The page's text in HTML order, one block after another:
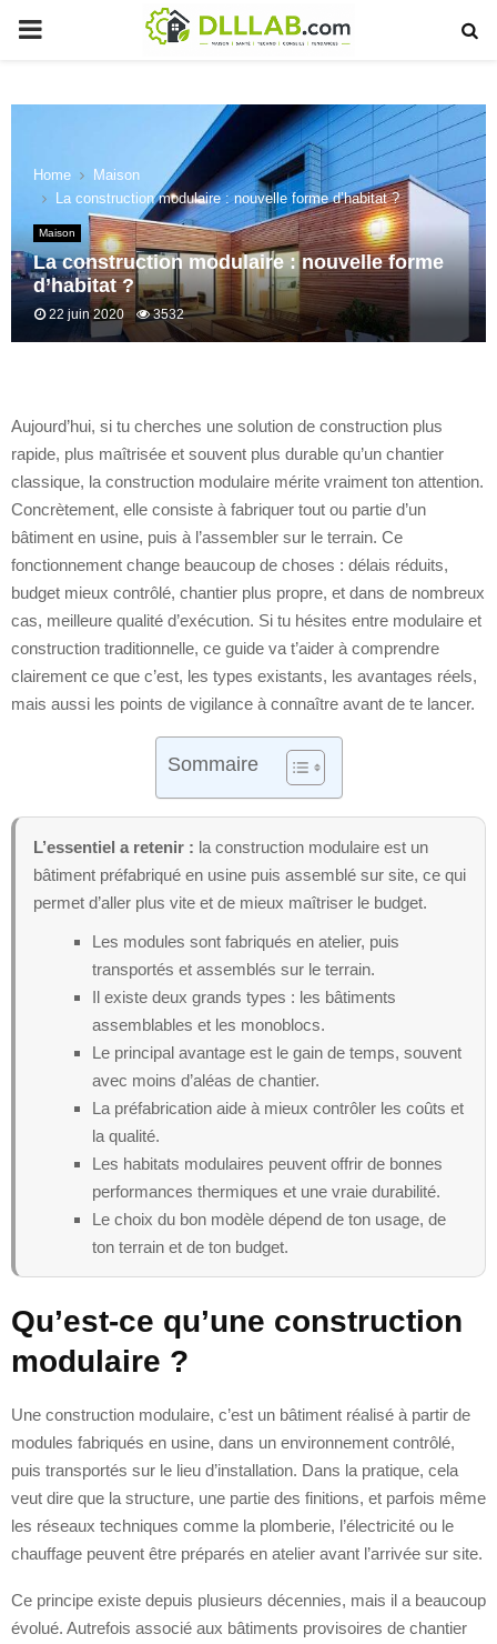
PRIMARY
Home
Maison
La construction modulaire : nouvelle forme d’habitat ?
Maison
La construction modulaire : nouvelle forme
d’habitat ?
22 juin 2020 3532
Aujourd’hui, si tu cherches une solution de construction plus
rapide, plus maîtrisée et souvent plus durable qu’un chantier
classique, la construction modulaire mérite vraiment ton attention.
Concrètement, elle consiste à fabriquer tout ou partie d’un
bâtiment en usine, puis à l’assembler sur le terrain. Ce
fonctionnement change beaucoup de choses : délais réduits,
budget mieux contrôlé, chantier plus propre, et dans de nombreux
cas, meilleure qualité d’exécution. Si tu hésites entre modulaire et
construction traditionnelle, ce guide va t’aider à comprendre
clairement ce que c’est, les types existants, les avantages réels,
mais aussi les points de vigilance à connaître avant de te lancer.
Sommaire
L’essentiel a retenir : la construction modulaire est un
bâtiment préfabriqué en usine puis assemblé sur site, ce qui
permet d’aller plus vite et de mieux maîtriser le budget.
Les modules sont fabriqués en atelier, puis
transportés et assemblés sur le terrain.
Il existe deux grands types : les bâtiments
assemblables et les monoblocs.
Le principal avantage est le gain de temps, souvent
avec moins d’aléas de chantier.
La préfabrication aide à mieux contrôler les coûts et
la qualité.
Les habitats modulaires peuvent offrir de bonnes
performances thermiques et une vraie durabilité.
Le choix du bon modèle dépend de ton usage, de
ton terrain et de ton budget.
Qu’est-ce qu’une construction
modulaire ?
Une construction modulaire, c’est un bâtiment réalisé à partir de
modules fabriqués en usine, dans un environnement contrôlé,
puis transportés sur le lieu d’installation. Dans la pratique, cela
veut dire que la structure, une partie des finitions, et parfois même
les réseaux techniques comme la plomberie, l’électricité ou le
chauffage peuvent être préparés en atelier avant l’arrivée sur site.
Ce principe existe depuis plusieurs décennies, mais il a beaucoup
évolué. Autrefois associé aux bâtiments provisoires de chantier